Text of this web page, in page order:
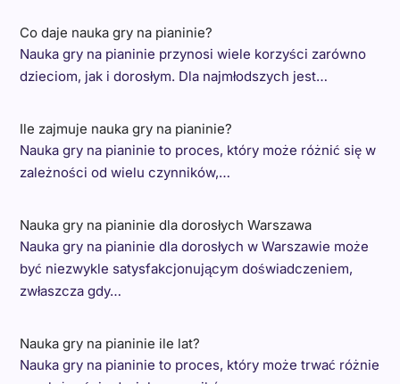
Co daje nauka gry na pianinie?
Nauka gry na pianinie przynosi wiele korzyści zarówno
dzieciom, jak i dorosłym. Dla najmłodszych jest…
Ile zajmuje nauka gry na pianinie?
Nauka gry na pianinie to proces, który może różnić się w
zależności od wielu czynników,…
Nauka gry na pianinie dla dorosłych Warszawa
Nauka gry na pianinie dla dorosłych w Warszawie może
być niezwykle satysfakcjonującym doświadczeniem,
zwłaszcza gdy…
Nauka gry na pianinie ile lat?
Nauka gry na pianinie to proces, który może trwać różnie